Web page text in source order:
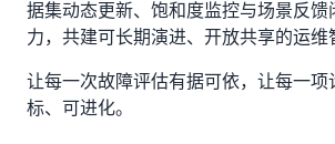
据集动态更新、饱和度监控与场景反
力，共建可长期演进、开放共享的运维
让每一次故障评估有据可依，让每一
标、可进化。